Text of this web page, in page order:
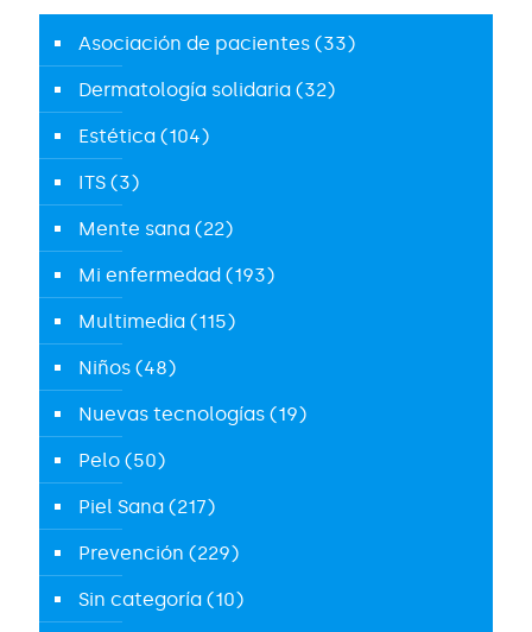
Asociación de pacientes (33)
Dermatología solidaria (32)
Estética (104)
ITS (3)
Mente sana (22)
Mi enfermedad (193)
Multimedia (115)
Niños (48)
Nuevas tecnologías (19)
Pelo (50)
Piel Sana (217)
Prevención (229)
Sin categoría (10)